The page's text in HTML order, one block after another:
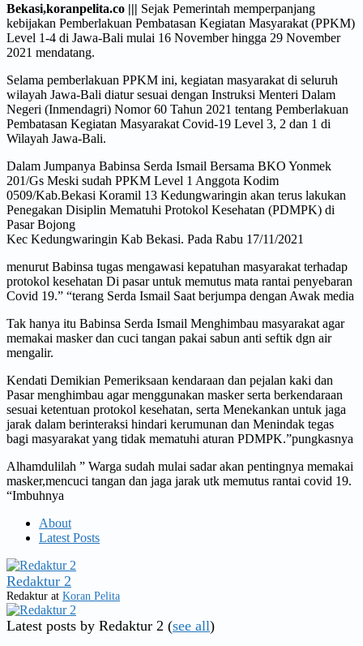
Bekasi,koranpelita.co ||| Sejak Pemerintah memperpanjang
kebijakan Pemberlakuan Pembatasan Kegiatan Masyarakat (PPKM)
Level 1-4 di Jawa-Bali mulai 16 November hingga 29 November
2021 mendatang.
Selama pemberlakuan PPKM ini, kegiatan masyarakat di seluruh
wilayah Jawa-Bali diatur sesuai dengan Instruksi Menteri Dalam
Negeri (Inmendagri) Nomor 60 Tahun 2021 tentang Pemberlakuan
Pembatasan Kegiatan Masyarakat Covid-19 Level 3, 2 dan 1 di
Wilayah Jawa-Bali.
Dalam Jumpanya Babinsa Serda Ismail Bersama BKO Yonmek
201/Gs Meski sudah PPKM Level 1 Anggota Kodim
0509/Kab.Bekasi Koramil 13 Kedungwaringin akan terus lakukan
Penegakan Disiplin Mematuhi Protokol Kesehatan (PDMPK) di
Pasar Bojong
Kec Kedungwaringin Kab Bekasi. Pada Rabu 17/11/2021
menurut Babinsa tugas mengawasi kepatuhan masyarakat terhadap
protokol kesehatan Di pasar untuk memutus mata rantai penyebaran
Covid 19.” “terang Serda Ismail Saat berjumpa dengan Awak media
Tak hanya itu Babinsa Serda Ismail Menghimbau masyarakat agar
memakai masker dan cuci tangan pakai sabun anti seftik dgn air
mengalir.
Kendati Demikian Pemeriksaan kendaraan dan pejalan kaki dan
Pasar menghimbau agar menggunakan masker serta berkendaraan
sesuai ketentuan protokol kesehatan, serta Menekankan untuk jaga
jarak dalam berinteraksi hindari kerumunan dan Menindak tegas
bagi masyarakat yang tidak mematuhi aturan PDMPK.”pungkasnya
Alhamdulilah ” Warga sudah mulai sadar akan pentingnya memakai
masker,mencuci tangan dan jaga jarak utk memutus rantai covid 19.
“Imbuhnya
About
Latest Posts
Redaktur 2
Redaktur at Koran Pelita
Latest posts by Redaktur 2 (see all)